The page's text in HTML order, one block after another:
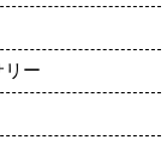
リー